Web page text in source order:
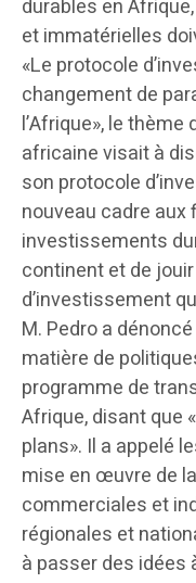
durables en
et immatérielles
«Le protocole
changement de
l’Afrique», le
africaine visait à
son protocole
nouveau cadre aux
investissements
continent et de
d’investissement
M. Pedro a
matière de
programme de
Afrique, disant que
plans». Il a appelé
mise en œuvre de
commerciales et
régionales et
à passer des idées